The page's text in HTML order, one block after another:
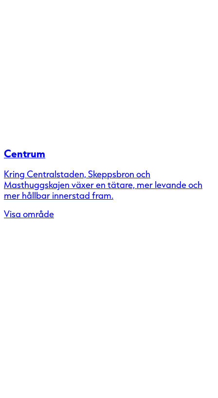
Centrum
Kring Centralstaden, Skeppsbron och
Masthuggskajen växer en tätare, mer levande och
mer hållbar innerstad fram.
Visa område